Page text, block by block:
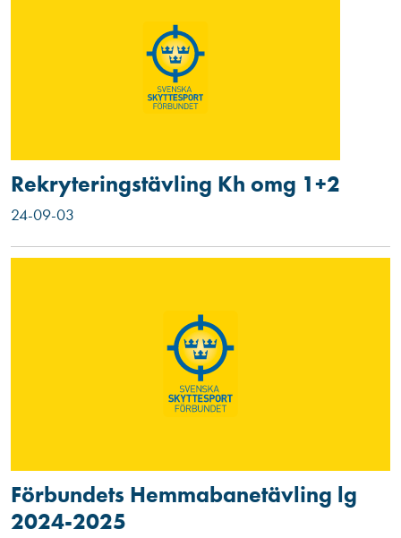
Rekryteringstävling Kh omg 1+2
24-09-03
Förbundets Hemmabanetävling lg
2024-2025